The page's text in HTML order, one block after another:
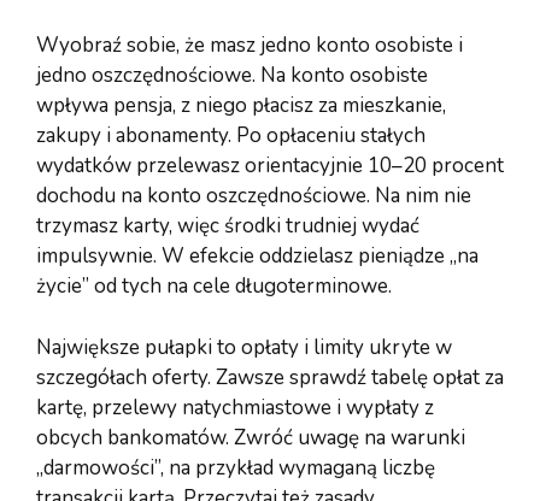
Wyobraź sobie, że masz jedno konto osobiste i
jedno oszczędnościowe. Na konto osobiste
wpływa pensja, z niego płacisz za mieszkanie,
zakupy i abonamenty. Po opłaceniu stałych
wydatków przelewasz orientacyjnie 10–20 procent
dochodu na konto oszczędnościowe. Na nim nie
trzymasz karty, więc środki trudniej wydać
impulsywnie. W efekcie oddzielasz pieniądze „na
życie” od tych na cele długoterminowe.
Największe pułapki to opłaty i limity ukryte w
szczegółach oferty. Zawsze sprawdź tabelę opłat za
kartę, przelewy natychmiastowe i wypłaty z
obcych bankomatów. Zwróć uwagę na warunki
„darmowości”, na przykład wymaganą liczbę